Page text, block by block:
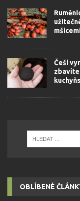
Češi
zbavíte
OBLÍBENÉ